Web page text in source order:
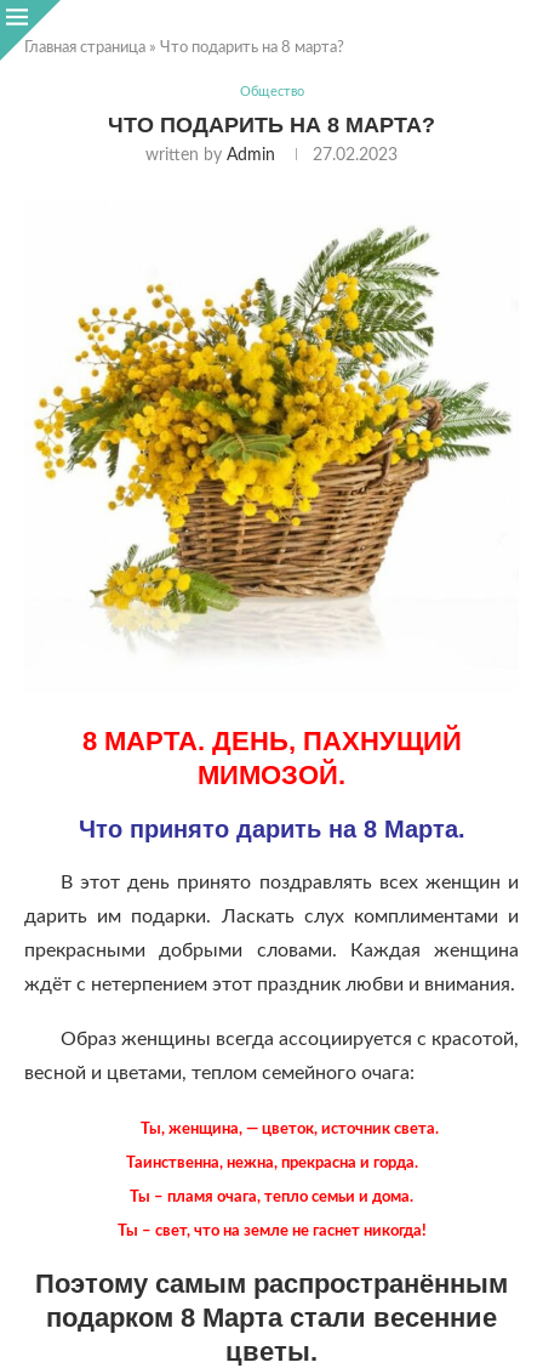
Главная страница » Что подарить на 8 марта?
Общество
ЧТО ПОДАРИТЬ НА 8 МАРТА?
written by Admin 27.02.2023
8 МАРТА. ДЕНЬ, ПАХНУЩИЙ
МИМОЗОЙ.
Что принято дарить на 8 Марта.
В этот день принято поздравлять всех женщин и
дарить им подарки. Ласкать слух комплиментами и
прекрасными добрыми словами. Каждая женщина
ждёт с нетерпением этот праздник любви и внимания.
Образ женщины всегда ассоциируется с красотой,
весной и цветами, теплом семейного очага:
Ты, женщина, — цветок, источник света.
Таинственна, нежна, прекрасна и горда.
Ты – пламя очага, тепло семьи и дома.
Ты – свет, что на земле не гаснет никогда!
Поэтому самым распространённым
подарком 8 Марта стали весенние
цветы.